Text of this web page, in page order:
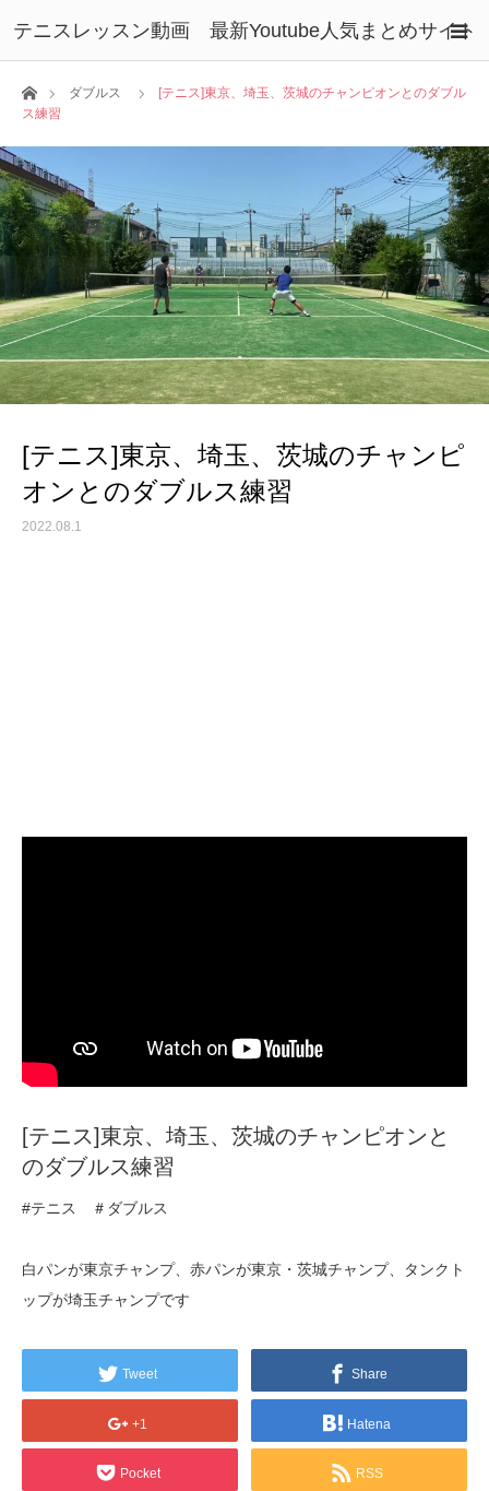
テニスレッスン動画 最新Youtube人気まとめサイト
ホームダブルス
[テニス]東京、埼玉、茨城のチャンピオンとのダブル
ス練習
[テニス]東京、埼玉、茨城のチャンピ
オンとのダブルス練習
2022.08.1
[テニス]東京、埼玉、茨城のチャンピオンと
のダブルス練習
#テニス ＃ダブルス
白パンが東京チャンプ、赤パンが東京・茨城チャンプ、タンクト
ップが埼玉チャンプです
Tweet Share
+1 Hatena
Pocket RSS